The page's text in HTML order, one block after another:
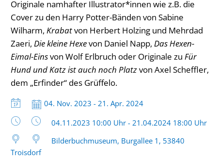
Originale namhafter Illustrator*innen wie z.B. die
Cover zu den Harry Potter-Bänden von Sabine
Wilharm, Krabatvon Herbert Holzing und Mehrdad
Zaeri, Die kleine Hexevon Daniel Napp, Das Hexen-
Eimal-Einsvon Wolf Erlbruch oder Originale zu Für
Hund und Katz ist auch noch Platzvon Axel Scheffler,
dem „Erfinder“ des Grüffelo.
Datum:
04. Nov. 2023 - 21. Apr. 2024
Uhrzeit:
04.11.2023 10:00 Uhr - 21.04.2024 18:00 Uhr
Bilderbuchmuseum, Burgallee 1, 53840
Troisdorf